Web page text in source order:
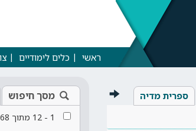
ראשי כלים לימודיים
ספרית מדיה מסך חיפוש
1
-
12 מתוך 68